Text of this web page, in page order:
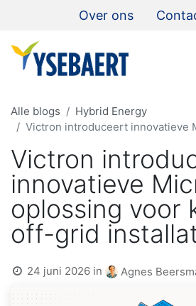
Over ons
Alle blogs
Hybrid Energy
Victron introduceert innovatieve Microgrid-oplossing
Victron
innovatieve
oplossing voor
off-grid
24 juni 2026 in Agnes